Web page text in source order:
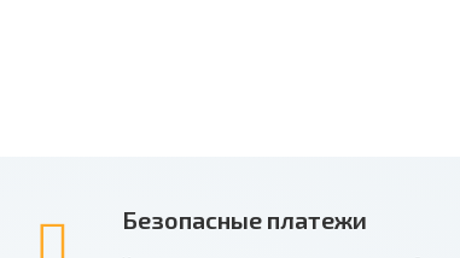
Безопасные платежи